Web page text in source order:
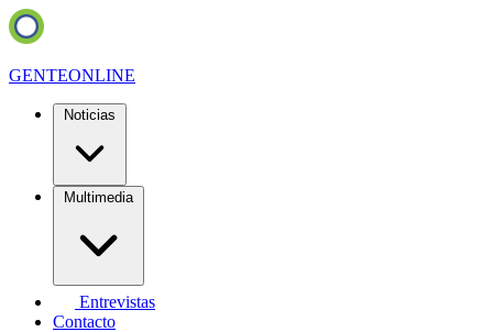
GENTEONLINE
Noticias
Multimedia
Entrevistas
Contacto